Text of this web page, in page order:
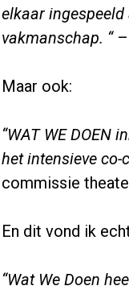
elkaar
vakmanschap. “–
Maar ook:
“WAT WE DOEN
het intensieve co-
commissie
En dit vond ik
“Wat We Doen